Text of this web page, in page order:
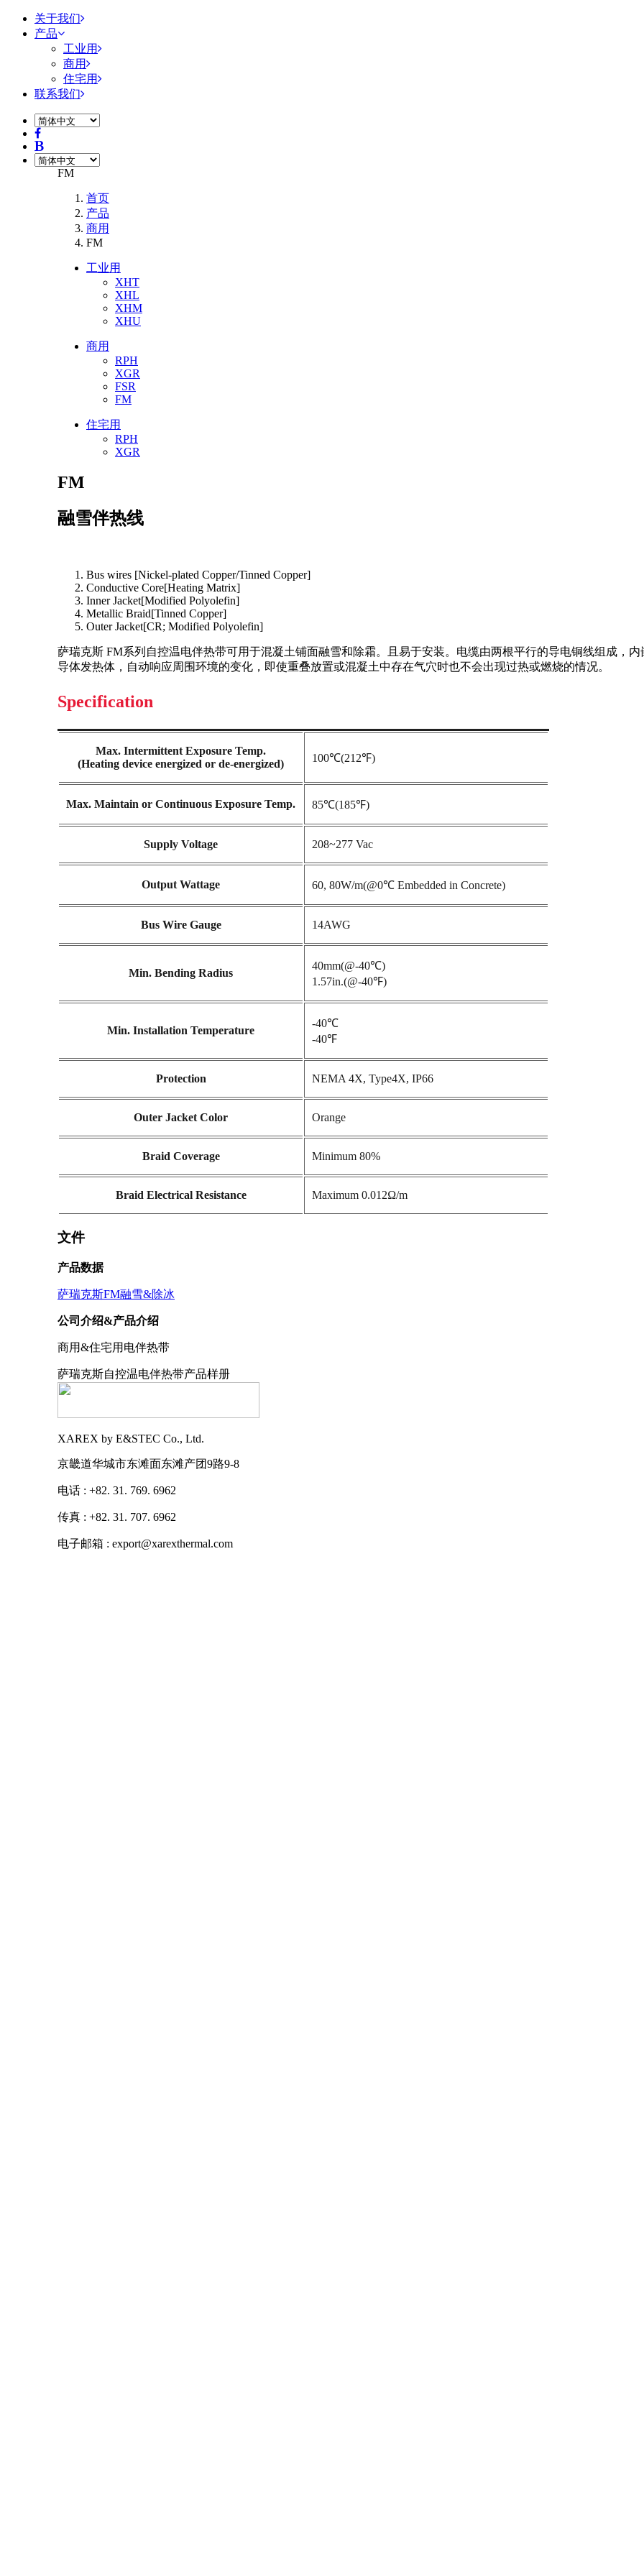
关于我们
产品
工业用
商用
住宅用
联系我们
FM
首页
产品
商用
FM
工业用
XHT
XHL
XHM
XHU
商用
RPH
XGR
FSR
FM
住宅用
RPH
XGR
FM
融雪伴热线
Bus wires [Nickel-plated Copper/Tinned Copper]
Conductive Core[Heating Matrix]
Inner Jacket[Modified Polyolefin]
Metallic Braid[Tinned Copper]
Outer Jacket[CR; Modified Polyolefin]
萨瑞克斯 FM系列自控温电伴热带可用于混凝土铺面融雪和除霜。且易于安装。电缆由两根平行的导电铜线组成，内
导体发热体，自动响应周围环境的变化，即使重叠放置或混凝土中存在气穴时也不会出现过热或燃烧的情况。
Specification
Max. Intermittent Exposure Temp.
(Heating device energized or de-energized)
100℃(212℉)
Max. Maintain or Continuous Exposure Temp. 85℃(185℉)
Supply Voltage 208~277 Vac
Output Wattage 60, 80W/m(@0℃ Embedded in Concrete)
Bus Wire Gauge 14AWG
Min. Bending Radius
40mm(@-40℃)
1.57in.(@-40℉)
Min. Installation Temperature
-40℃
-40℉
Protection NEMA 4X, Type4X, IP66
Outer Jacket Color Orange
Braid Coverage Minimum 80%
Braid Electrical Resistance Maximum 0.012Ω/m
文件
产品数据
萨瑞克斯FM融雪&除冰
公司介绍&产品介绍
商用&住宅用电伴热带
萨瑞克斯自控温电伴热带产品样册
XAREX by E&STEC Co., Ltd.
京畿道华城市东滩面东滩产团9路9-8
电话 : +82. 31. 769. 6962
传真 : +82. 31. 707. 6962
电子邮箱 : export@xarexthermal.com